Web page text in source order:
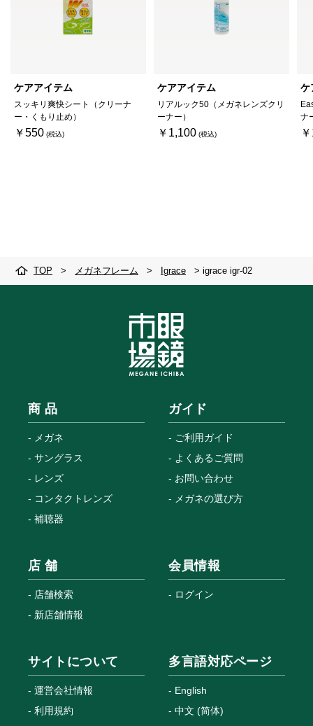
ケアアイテム
スッキリ爽快シート（クリーナ
ー・くもり止め）
￥550
ケアアイテム
リアルック50（メガネレンズクリ
ーナー）
￥1,100
ケ
ナ
TOP > メガネフレーム > Igrace > igrace igr-02
商 品
メガネ
サングラス
レンズ
コンタクトレンズ
補聴器
ガイド
ご利用ガイド
よくあるご質問
お問い合わせ
メガネの選び方
店 舗
店舗検索
新店舗情報
会員情報
ログイン
サイトについて
運営会社情報
利用規約
多言語対応ページ
English
中文 (简体)